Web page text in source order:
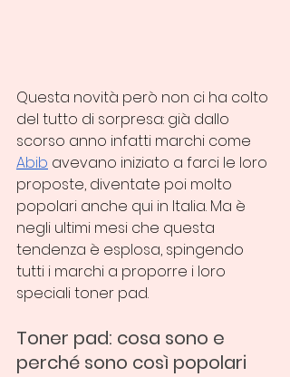
Questa novità però non ci ha colto
del tutto di sorpresa: già dallo
scorso anno infatti marchi come
Abib avevano iniziato a farci le loro
proposte, diventate poi molto
popolari anche qui in Italia. Ma è
negli ultimi mesi che questa
tendenza è esplosa, spingendo
tutti i marchi a proporre i loro
speciali toner pad.
Toner pad: cosa sono e
perché sono così popolari